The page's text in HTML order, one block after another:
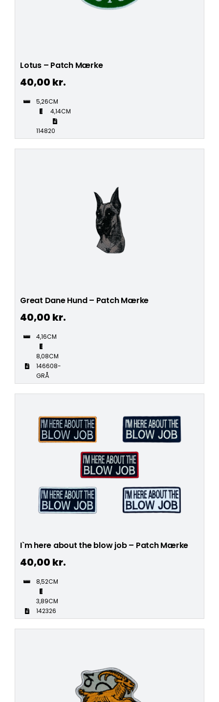
Lotus – Patch Mærke
40,00 kr.
5,26CM
4,14CM
114820
Great Dane Hund – Patch Mærke
40,00 kr.
4,16CM
8,08CM
146608-
GRÅ
I`m here about the blow job – Patch Mærke
40,00 kr.
8,52CM
3,89CM
142326